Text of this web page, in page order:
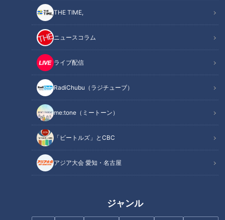
THE TIME,
ニュースコラム
ライブ配信
RadiChubu（ラジチューブ）
me:tone（ミートーン）
「ビートルズ」とCBC
アジア大会 愛知・名古屋
ジャンル
貫地谷は勢いよく入ってくると「居たもう！！なんで勝手に入
ってきてんの！？」と仕掛ける。鶴瓶がジャケットを着ている
のを見ると、貫地谷は「それコウちゃんのじゃん！！加齢臭つ
くから！！」と取り上げる。鶴瓶は鍵が開いている窓から入っ
てきたらしい。まるで空き巣だが、一応面識はあるようだ。二
人の関係はまだ分からない。
貫地谷はコウちゃんと交際をしていて、現在同棲中。鶴瓶は
「コウチャンは俺のこと知ってるのか？」と聞くが、貫地谷は
「どういう意味？」と半笑い。どうして半笑いで答えたのかは
まだ分からないが、コウちゃんは鶴瓶のことを知らないらし
い。それを聞いた鶴瓶は「はよ子供作って結婚して、俺とも付
き合ってくれ」と言う。鶴瓶は貫地谷の浮気相手になったよう
瓶にも妻が居た。貫地谷が結婚してくれた方が、楽な気持ちで
浮気できると考えているようだ。鶴瓶は、昨日も妻とケンカし